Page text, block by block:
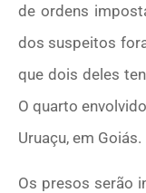
de ordens
dos suspeitos
que dois deles
O quarto
Uruaçu, em Goiás.
Os presos serão